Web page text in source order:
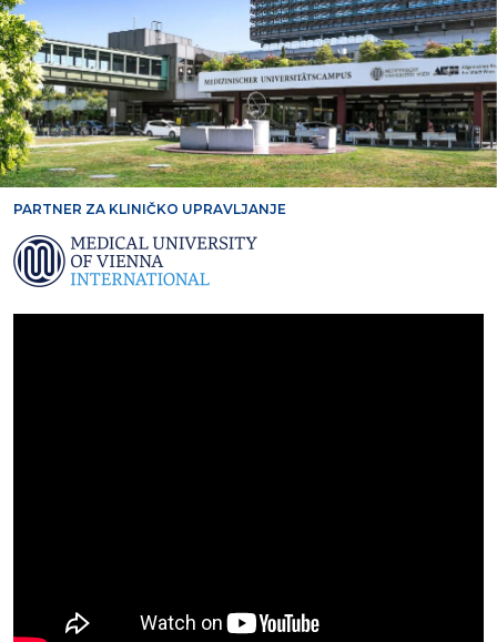
PARTNER ZA KLINIČKO UPRAVLJANJE